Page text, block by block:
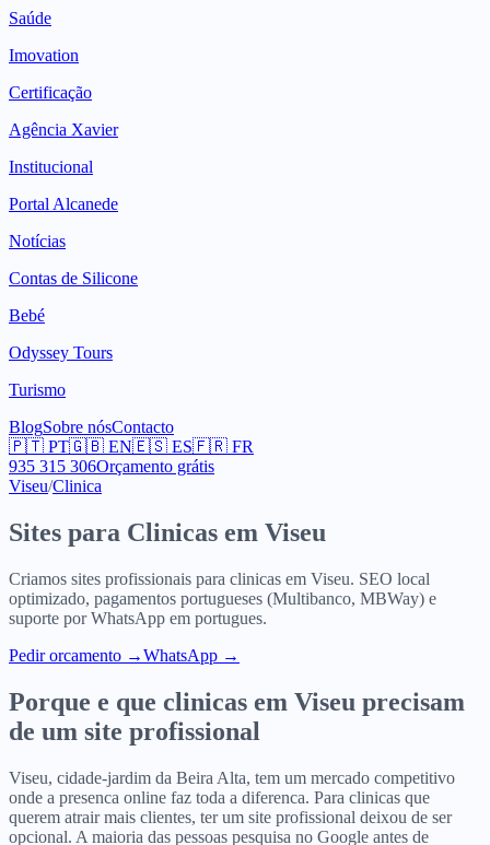
Saúde
Imovation
Certificação
Agência Xavier
Institucional
Portal Alcanede
Notícias
Contas de Silicone
Bebé
Odyssey Tours
Turismo
BlogSobre nósContacto
🇵🇹 PT🇬🇧 EN🇪🇸 ES🇫🇷 FR
935 315 306Orçamento grátis
Viseu/Clinica
Sites para Clinicas em Viseu
Criamos sites profissionais para clinicas em Viseu. SEO local
optimizado, pagamentos portugueses (Multibanco, MBWay) e
suporte por WhatsApp em portugues.
Pedir orcamento →WhatsApp →
Porque e que clinicas em Viseu precisam
de um site profissional
Viseu, cidade-jardim da Beira Alta, tem um mercado competitivo
onde a presenca online faz toda a diferenca. Para clinicas que
querem atrair mais clientes, ter um site profissional deixou de ser
opcional. A maioria das pessoas pesquisa no Google antes de